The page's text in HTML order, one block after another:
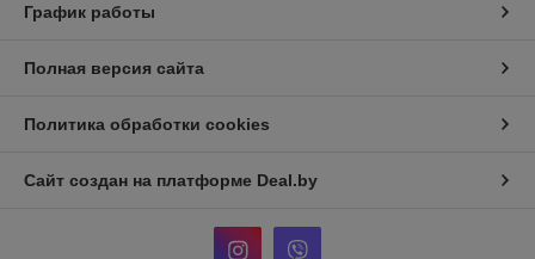
График работы
Полная версия сайта
Политика обработки cookies
Сайт создан на платформе Deal.by